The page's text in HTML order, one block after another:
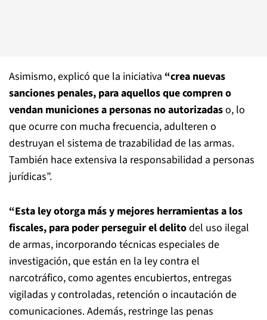
Asimismo, explicó que la iniciativa “crea nuevas
sanciones penales, para aquellos que compren o
vendan municiones a personas no autorizadaso, lo
que ocurre con mucha frecuencia, adulteren o
destruyan el sistema de trazabilidad de las armas.
También hace extensiva la responsabilidad a personas
jurídicas”.
“Esta ley otorga más y mejores herramientas a los
fiscales, para poder perseguir el delitodel uso ilegal
de armas, incorporando técnicas especiales de
investigación, que están en la ley contra el
narcotráfico, como agentes encubiertos, entregas
vigiladas y controladas, retención o incautación de
comunicaciones. Además, restringe las penas